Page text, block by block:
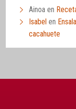
Ainoa en
Isabel en
cacahuete